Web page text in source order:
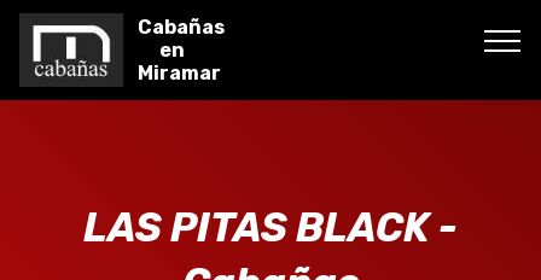
Cabañas
en
Miramar
LAS PITAS BLACK -